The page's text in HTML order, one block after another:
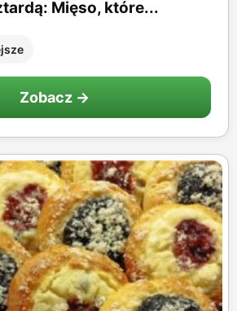
Mięso, które...
Zobacz →